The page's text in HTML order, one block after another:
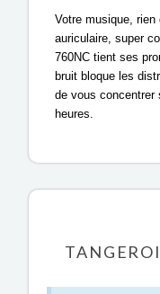
Votre musique, rien
auriculaire, super
760NC tient ses
bruit bloque les
de vous concentrer
heures.